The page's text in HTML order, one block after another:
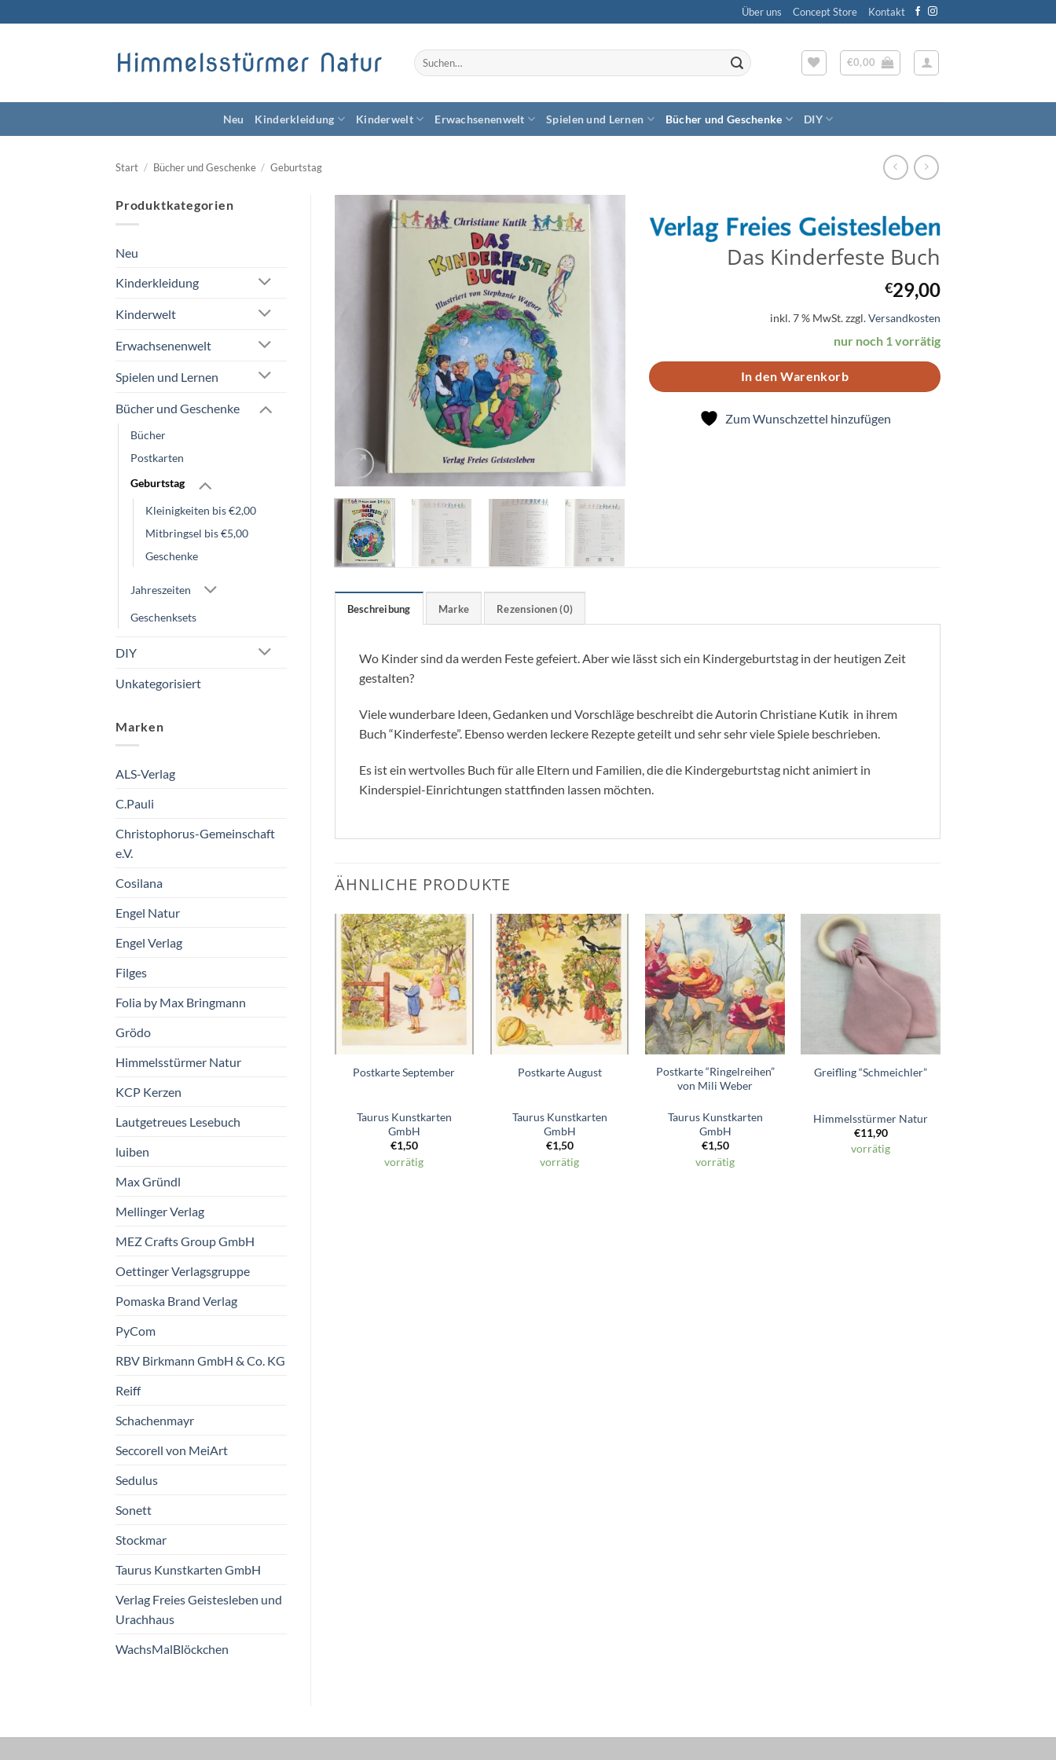
Inhalt
Über uns Concept Store Kontakt
Himmelsstürmer Natur
Suchen
nach:
€0,00
Neu Kinderkleidung Kinderwelt Erwachsenenwelt Spielen und Lernen Bücher und Geschenke DIY
Start / Bücher und Geschenke / Geburtstag
Produktkategorien
Neu
Kinderkleidung
Kinderwelt
Erwachsenenwelt
Spielen und Lernen
Bücher und Geschenke
Bücher
Postkarten
Geburtstag
Kleinigkeiten bis €2,00
Mitbringsel bis €5,00
Geschenke
Jahreszeiten
Geschenksets
DIY
Unkategorisiert
Marken
ALS-Verlag
C.Pauli
Christophorus-Gemeinschaft
e.V.
Cosilana
Engel Natur
Engel Verlag
Filges
Folia by Max Bringmann
Grödo
Himmelsstürmer Natur
KCP Kerzen
Lautgetreues Lesebuch
luiben
Max Gründl
Mellinger Verlag
MEZ Crafts Group GmbH
Oettinger Verlagsgruppe
Pomaska Brand Verlag
PyCom
RBV Birkmann GmbH & Co. KG
Reiff
Schachenmayr
Seccorell von MeiArt
Sedulus
Sonett
Stockmar
Taurus Kunstkarten GmbH
Verlag Freies Geistesleben und
Urachhaus
WachsMalBlöckchen
Wunschzettel
hinzufügen
Das Kinderfeste Buch
€29,00
inkl. 7 % MwSt.zzgl.Versandkosten
nur noch 1 vorrätig
In den Warenkorb
Zum Wunschzettel hinzufügen
Beschreibung Marke Rezensionen (0)
Wo Kinder sind da werden Feste gefeiert. Aber wie lässt sich ein Kindergeburtstag in der heutigen Zeit
gestalten?
Viele wunderbare Ideen, Gedanken und Vorschläge beschreibt die Autorin Christiane Kutik in ihrem
Buch “Kinderfeste”. Ebenso werden leckere Rezepte geteilt und sehr sehr viele Spiele beschrieben.
Es ist ein wertvolles Buch für alle Eltern und Familien, die die Kindergeburtstag nicht animiert in
Kinderspiel-Einrichtungen stattfinden lassen möchten.
ÄHNLICHE PRODUKTE
Zum
Wunschzettel
hinzufügen
Postkarte September
Taurus Kunstkarten
GmbH
€1,50
vorrätig
Zum
Wunschzettel
hinzufügen
Postkarte August
Taurus Kunstkarten
GmbH
€1,50
vorrätig
Zum
Wunschzettel
hinzufügen
Postkarte “Ringelreihen”
von Mili Weber
Taurus Kunstkarten
GmbH
€1,50
vorrätig
Wunschzettel
hinzufügen
Greifling “Schmeichler”
Himmelsstürmer Natur
€11,90
vorrätig
Wunschzettel
hinzufügen
Spieltücher aus
Baumwolle
“Jahreszeiten”
Himmelsstürmer Natur
Himmelsstürmer Natur